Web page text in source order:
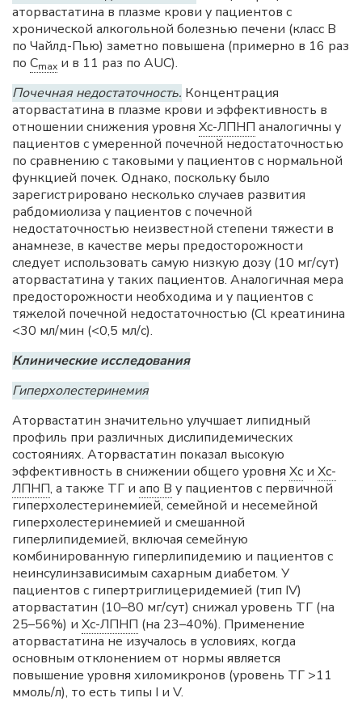
аторвастатина в плазме крови у пациентов с
хронической алкогольной болезнью печени (класс B
по Чайлд-Пью) заметно повышена (примерно в 16 раз
по Cmax и в 11 раз по AUC).
Почечная недостаточность. Концентрация
аторвастатина в плазме крови и эффективность в
отношении снижения уровня Хс-ЛПНП аналогичны у
пациентов с умеренной почечной недостаточностью
по сравнению с таковыми у пациентов с нормальной
функцией почек. Однако, поскольку было
зарегистрировано несколько случаев развития
рабдомиолиза у пациентов с почечной
недостаточностью неизвестной степени тяжести в
анамнезе, в качестве меры предосторожности
следует использовать самую низкую дозу (10 мг/сут)
аторвастатина у таких пациентов. Аналогичная мера
предосторожности необходима и у пациентов с
тяжелой почечной недостаточностью (Cl креатинина
<30 мл/мин (<0,5 мл/с).
Клинические исследования
Гиперхолестеринемия
Аторвастатин значительно улучшает липидный
профиль при различных дислипидемических
состояниях. Аторвастатин показал высокую
эффективность в снижении общего уровня Хс и Хс-
ЛПНП, а также ТГ и апо B у пациентов с первичной
гиперхолестеринемией, семейной и несемейной
гиперхолестеринемией и смешанной
гиперлипидемией, включая семейную
комбинированную гиперлипидемию и пациентов с
неинсулинзависимым сахарным диабетом. У
пациентов с гипертриглицеридемией (тип IV)
аторвастатин (10–80 мг/сут) снижал уровень ТГ (на
25–56%) и Хс-ЛПНП (на 23–40%). Применение
аторвастатина не изучалось в условиях, когда
основным отклонением от нормы является
повышение уровня хиломикронов (уровень ТГ >11
ммоль/л), то есть типы I и V.